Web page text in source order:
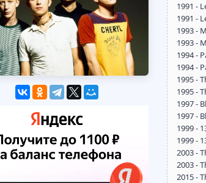
1991 -
1991 -
1993 -
1993 -
1994 -
1994 -
1995 -
1995 -
1997 -
1997 -
1999 -
1999 -
2003 -
2003 -
2015 -